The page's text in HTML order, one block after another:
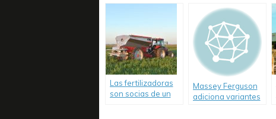
maquinaria
agrícola ya superó
los niveles
prepandemia.
Las fertilizadoras
son socias de un
Massey Ferguson
adiciona variantes